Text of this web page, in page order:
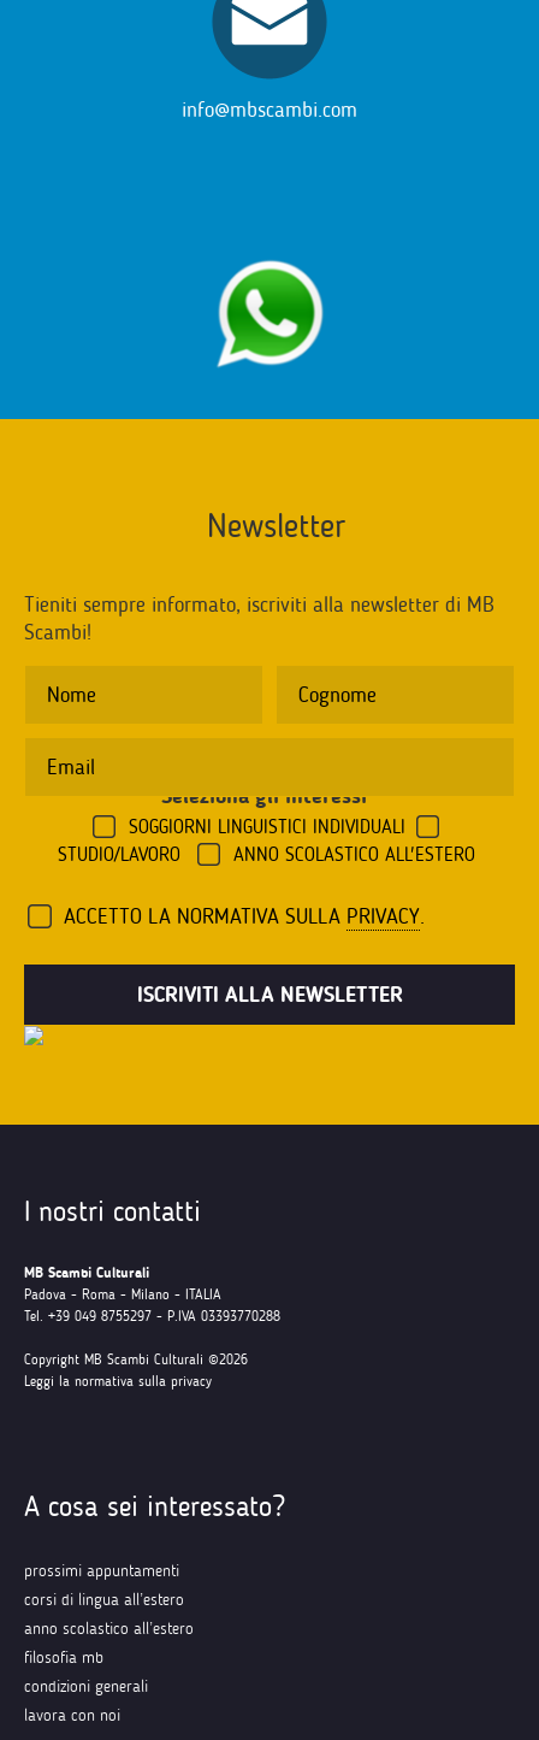
info@mbscambi.com
Newsletter
Tieniti sempre informato, iscriviti alla newsletter di MB
Scambi!
Seleziona gli interessi
SOGGIORNI LINGUISTICI INDIVIDUALI
STUDIO/LAVORO
ANNO SCOLASTICO ALL'ESTERO
ACCETTO LA NORMATIVA SULLA PRIVACY.
I nostri contatti
MB Scambi Culturali
Padova - Roma - Milano - ITALIA
Tel. +39 049 8755297 - P.IVA 03393770288
Copyright MB Scambi Culturali ©2026
Leggi la normativa sulla privacy
A cosa sei interessato?
prossimi appuntamenti
corsi di lingua all’estero
anno scolastico all’estero
filosofia mb
condizioni generali
lavora con noi